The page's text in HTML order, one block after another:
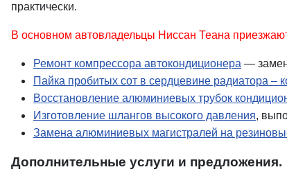
практически.
В основном автовладельцы Ниссан Теана
Ремонт компрессора автокондиционера —
Пайка пробитых сот в сердцевине радиатора –
Восстановление алюминиевых трубок
Изготовление шлангов высокого давления,
Замена алюминиевых магистралей на
Дополнительные услуги и предложения.